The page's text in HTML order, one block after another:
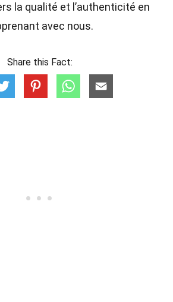
la qualité et l’authenticité en
avec nous.
Share this Fact: